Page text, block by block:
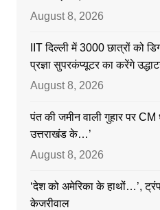
August 8, 2026
IIT दिल्ली में 3000 छात्रों को
प्रज्ञा सुपरकंप्यूटर का करेंगे
August 8, 2026
पंत की जमीन वाली गुहार पर CM
उत्तराखंड के…’
August 8, 2026
‘देश को अमेरिका के हाथों…’,
केजरीवाल